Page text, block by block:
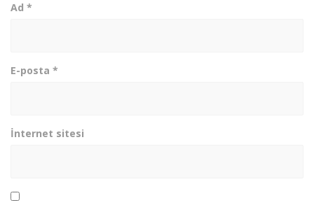
Ad *
E-posta *
İnternet sitesi